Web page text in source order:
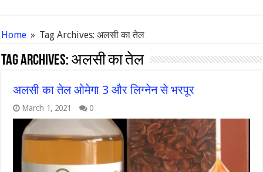
Home » Tag Archives: अलसी का तेल
Tag Archives:अलसी का तेल
अलसी का तेल ओमेगा 3 और लिग्नेन से भरपूर
March 1, 2021 0